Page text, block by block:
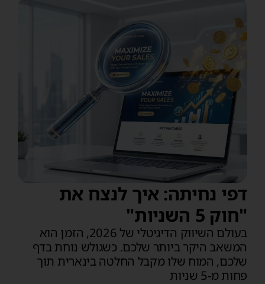
דפי נחיתה: איך לנצח את
"חוק 5 השניות"
בעולם השיווק הדיגיטלי של 2026, הזמן הוא
המשאב היקר ביותר שלכם. כשגולש נוחת בדף
שלכם, המוח שלו מקבל החלטה בינארית תוך
פחות מ-5 שניות